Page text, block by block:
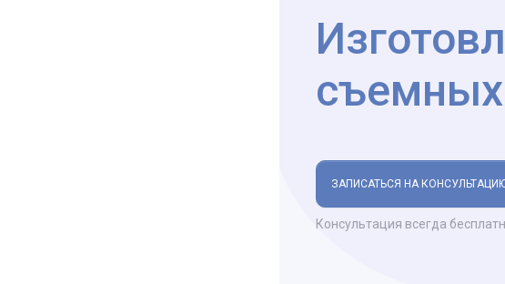
съемных
ЗАПИСАТЬСЯ НА
Консультация всегда